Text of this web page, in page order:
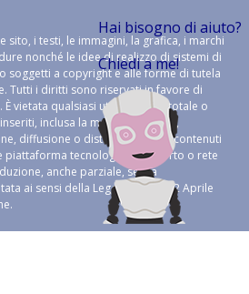
Hai bisogno di aiuto?
Chiedi a me!
sito, i testi, le immagini, la grafica, i marchi
nonché le idee di realizzo di sistemi di
soggetti a copyright e alle forme di tutela
Tutti i diritti sono riservati in favore di
È vietata qualsiasi utilizzazione, totale o
inclusa la memorizzazione,
diffusione o distribuzione dei contenuti
piattaforma tecnologica, supporto o rete
anche parziale, senza
ai sensi della Legge 633 del 22 Aprile